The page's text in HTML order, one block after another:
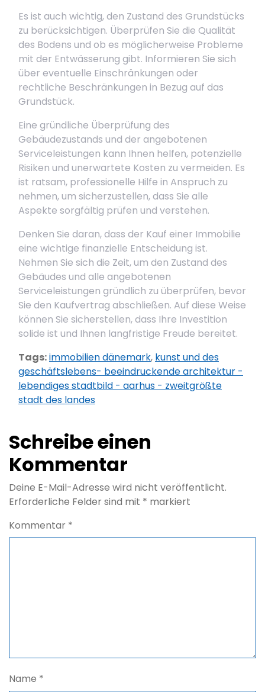
Es ist auch wichtig, den Zustand des Grundstücks
zu berücksichtigen. Überprüfen Sie die Qualität
des Bodens und ob es möglicherweise Probleme
mit der Entwässerung gibt. Informieren Sie sich
über eventuelle Einschränkungen oder
rechtliche Beschränkungen in Bezug auf das
Grundstück.
Eine gründliche Überprüfung des
Gebäudezustands und der angebotenen
Serviceleistungen kann Ihnen helfen, potenzielle
Risiken und unerwartete Kosten zu vermeiden. Es
ist ratsam, professionelle Hilfe in Anspruch zu
nehmen, um sicherzustellen, dass Sie alle
Aspekte sorgfältig prüfen und verstehen.
Denken Sie daran, dass der Kauf einer Immobilie
eine wichtige finanzielle Entscheidung ist.
Nehmen Sie sich die Zeit, um den Zustand des
Gebäudes und alle angebotenen
Serviceleistungen gründlich zu überprüfen, bevor
Sie den Kaufvertrag abschließen. Auf diese Weise
können Sie sicherstellen, dass Ihre Investition
solide ist und Ihnen langfristige Freude bereitet.
Tags:immobilien dänemark, kunst und des
geschäftslebens- beeindruckende architektur -
lebendiges stadtbild - aarhus - zweitgrößte
stadt des landes
Schreibe einen
Kommentar
Deine E-Mail-Adresse wird nicht veröffentlicht.
Erforderliche Felder sind mit * markiert
Kommentar *
Name *